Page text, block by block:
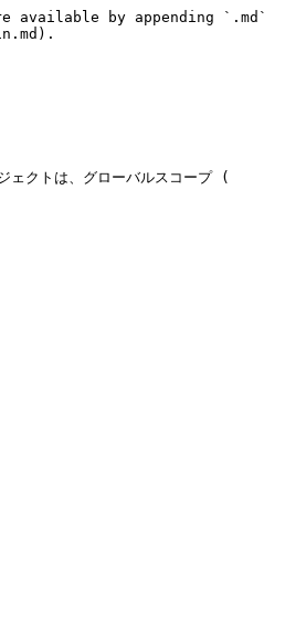
available by appending `.md`
クトは、グローバルスコープ (